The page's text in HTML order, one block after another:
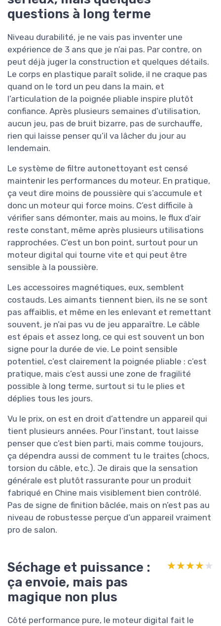
questions à long terme
Niveau durabilité, je ne vais pas inventer une
expérience de 3 ans que je n’ai pas. Par contre, on
peut déjà juger la construction et quelques détails.
Le corps en plastique paraît solide, il ne craque pas
quand on le tord un peu dans la main, et
l’articulation de la poignée pliable inspire plutôt
confiance. Après plusieurs semaines d’utilisation,
aucun jeu, pas de bruit bizarre, pas de surchauffe,
rien qui laisse penser qu’il va lâcher du jour au
lendemain.
Le système de filtre autonettoyant est censé
maintenir les performances du moteur. En pratique,
ça veut dire moins de poussière qui s’accumule et
donc un moteur qui force moins. C’est difficile à
vérifier sans démonter, mais au moins, le flux d’air
reste constant, même après plusieurs utilisations
rapprochées. C’est un bon point, surtout pour un
moteur digital qui tourne vite et qui peut être
sensible à la poussière.
Les accessoires magnétiques, eux, semblent
costauds. Les aimants tiennent bien, ils ne se sont
pas affaiblis, et même en les enlevant et remettant
souvent, je n’ai pas vu de jeu apparaître. Le câble
est épais et assez long, ce qui est souvent un bon
signe pour la durée de vie. Le point sensible
potentiel, c’est clairement la poignée pliable : c’est
pratique, mais c’est aussi une zone de fragilité
possible à long terme, surtout si tu le plies et
déplies tous les jours.
Vu le prix, on est en droit d’attendre un appareil qui
tient plusieurs années. Pour l’instant, tout laisse
penser que c’est bien parti, mais comme toujours,
ça dépendra aussi de comment tu le traites (chocs,
torsion du câble, etc.). Je dirais que la sensation
générale est plutôt rassurante pour un produit
fabriqué en Chine mais visiblement bien contrôlé.
Pas de signe de finition bâclée, mais on n’est pas au
niveau de robustesse perçue d’un appareil vraiment
pro de salon.
Séchage et puissance :
ça envoie, mais pas
magique non plus
★★★★★
★★★★★
Côté performance pure, le moteur digital fait le